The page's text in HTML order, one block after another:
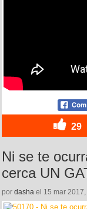
29
Ni se te
cerca UN
por dasha el 15 mar